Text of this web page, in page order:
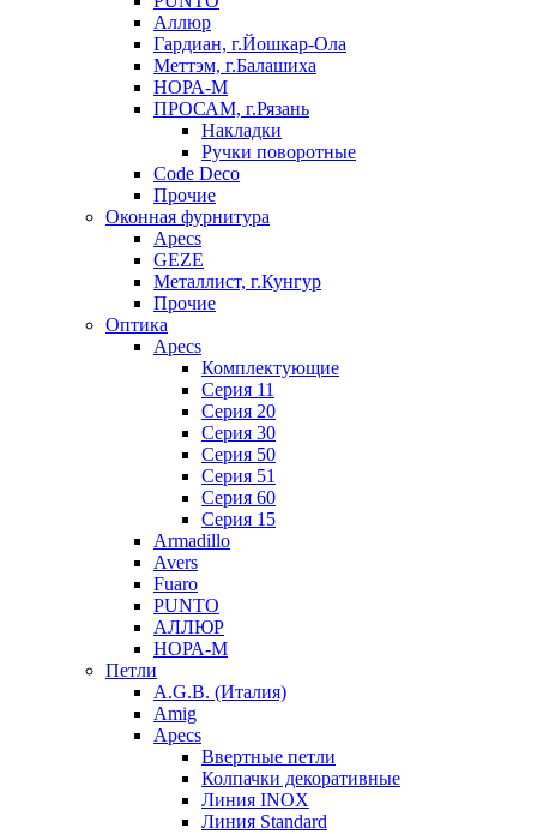
Аллюр
Гардиан, г.Йошкар-Ола
Меттэм, г.Балашиха
НОРА-М
ПРОСАМ, г.Рязань
Накладки
Ручки поворотные
Code Deco
Прочие
Оконная фурнитура
Apecs
GEZE
Металлист, г.Кунгур
Прочие
Оптика
Apecs
Комплектующие
Серия 11
Серия 20
Серия 30
Серия 50
Серия 51
Серия 60
Серия 15
Armadillo
Avers
Fuaro
PUNTO
АЛЛЮР
НОРА-М
Петли
A.G.B. (Италия)
Amig
Apecs
Ввертные петли
Колпачки декоративные
Линия INOX
Линия Standard